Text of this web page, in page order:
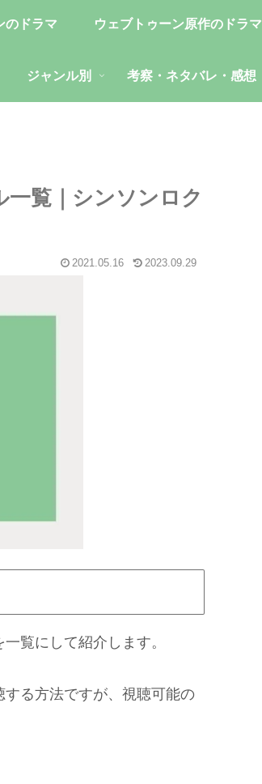
のドラマ ウェブトゥーン原作のドラマ
ジャンル別 考察・ネタバレ・感想
覧｜シンソンロク
2021.05.16 2023.09.29
覧にして紹介します。
る方法ですが、視聴可能の